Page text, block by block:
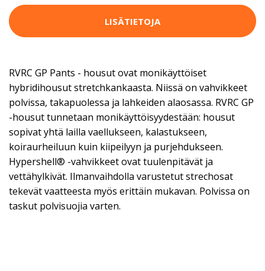
LISÄTIETOJA
RVRC GP Pants - housut ovat monikäyttöiset
hybridihousut stretchkankaasta. Niissä on vahvikkeet
polvissa, takapuolessa ja lahkeiden alaosassa. RVRC GP
-housut tunnetaan monikäyttöisyydestään: housut
sopivat yhtä lailla vaellukseen, kalastukseen,
koiraurheiluun kuin kiipeilyyn ja purjehdukseen.
Hypershell® -vahvikkeet ovat tuulenpitävät ja
vettähylkivät. Ilmanvaihdolla varustetut strechosat
tekevät vaatteesta myös erittäin mukavan. Polvissa on
taskut polvisuojia varten.